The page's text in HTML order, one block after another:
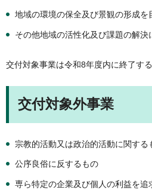
地域の環境の保全及び景観の形成を
その他地域の活性化及び課題の解決
交付対象事業は令和8年度内に終了する
交付対象外事業
宗教的活動又は政治的活動に関する
公序良俗に反するもの
専ら特定の企業及び個人の利益を追